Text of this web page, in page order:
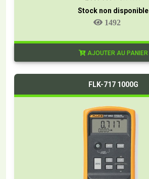
Stock non disponible
1492
AJOUTER AU PANIER
FLK-717 1000G